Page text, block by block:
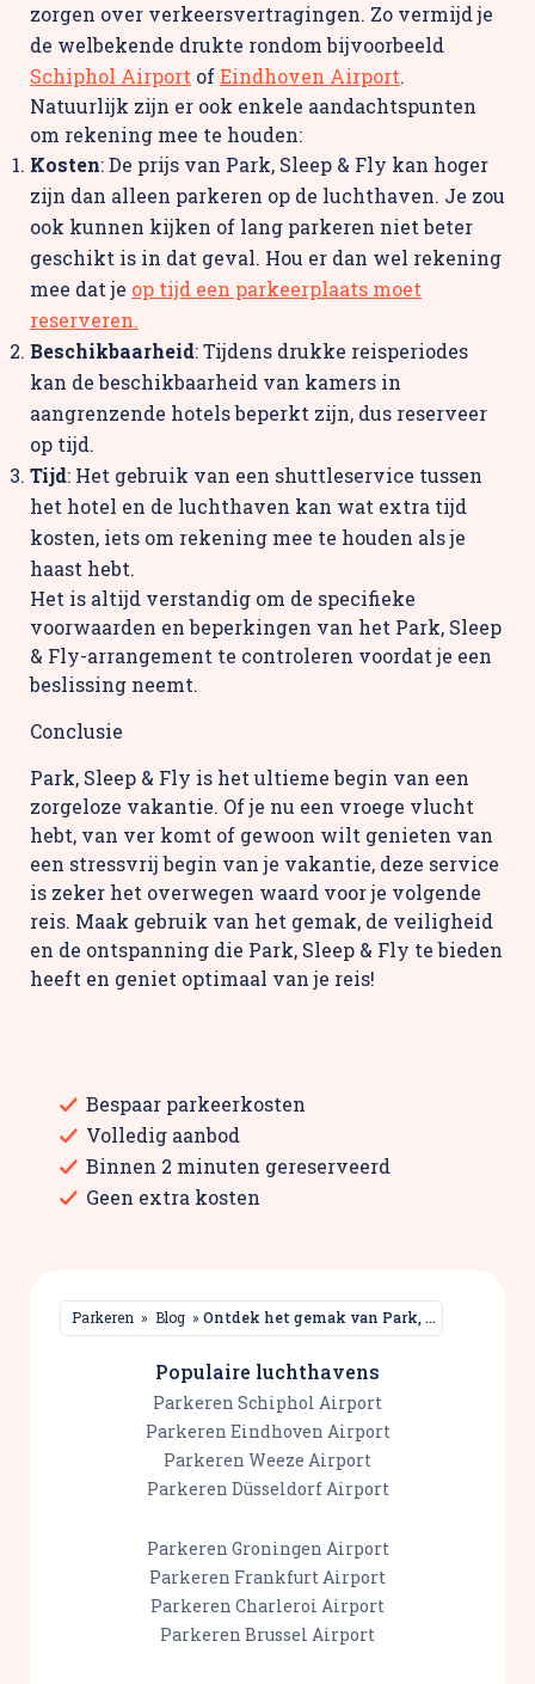
zorgen over verkeersvertragingen. Zo vermijd je
de welbekende drukte rondom bijvoorbeeld
Schiphol Airport ofEindhoven Airport.
Natuurlijk zijn er ook enkele aandachtspunten
om rekening mee te houden:
Kosten: De prijs van Park, Sleep & Fly kan hoger
zijn dan alleen parkeren op de luchthaven. Je zou
ook kunnen kijken of lang parkeren niet beter
geschikt is in dat geval. Hou er dan wel rekening
mee dat je op tijd een parkeerplaats moet
reserveren.
Beschikbaarheid: Tijdens drukke reisperiodes
kan de beschikbaarheid van kamers in
aangrenzende hotels beperkt zijn, dus reserveer
op tijd.
Tijd: Het gebruik van een shuttleservice tussen
het hotel en de luchthaven kan wat extra tijd
kosten, iets om rekening mee te houden als je
haast hebt.
Het is altijd verstandig om de specifieke
voorwaarden en beperkingen van het Park, Sleep
& Fly-arrangement te controleren voordat je een
beslissing neemt.
Conclusie
Park, Sleep & Fly is het ultieme begin van een
zorgeloze vakantie. Of je nu een vroege vlucht
hebt, van ver komt of gewoon wilt genieten van
een stressvrij begin van je vakantie, deze service
is zeker het overwegen waard voor je volgende
reis. Maak gebruik van het gemak, de veiligheid
en de ontspanning die Park, Sleep & Fly te bieden
heeft en geniet optimaal van je reis!
Bespaar parkeerkosten
Volledig aanbod
Binnen 2 minuten gereserveerd
Geen extra kosten
Parkeren » Blog » Ontdek het gemak van Park, Sleep & Fly
Populaire luchthavens
Parkeren Schiphol Airport
Parkeren Eindhoven Airport
Parkeren Weeze Airport
Parkeren Düsseldorf Airport
Parkeren Groningen Airport
Parkeren Frankfurt Airport
Parkeren Charleroi Airport
Parkeren Brussel Airport